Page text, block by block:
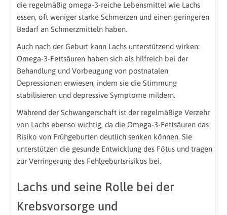
die regelmäßig omega-3-reiche Lebensmittel wie Lachs
essen, oft weniger starke Schmerzen und einen geringeren
Bedarf an Schmerzmitteln haben.
Auch nach der Geburt kann Lachs unterstützend wirken:
Omega-3-Fettsäuren haben sich als hilfreich bei der
Behandlung und Vorbeugung von postnatalen
Depressionen erwiesen, indem sie die Stimmung
stabilisieren und depressive Symptome mildern.
Während der Schwangerschaft ist der regelmäßige Verzehr
von Lachs ebenso wichtig, da die Omega-3-Fettsäuren das
Risiko von Frühgeburten deutlich senken können. Sie
unterstützen die gesunde Entwicklung des Fötus und tragen
zur Verringerung des Fehlgeburtsrisikos bei.
Lachs und seine Rolle bei der
Krebsvorsorge und